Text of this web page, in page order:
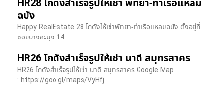
HR28 โกดังสำเร็จรูปให้เช่า พัทยา-ท่าเรือแหลม
ฉบัง
Happy RealEstate 28 โกดังให้เช่าพัทยา-ท่าเรือแหลมฉบัง ตั้งอยู่ที่
ซอยบางละมุง 14
HR26 โกดังสำเร็จรูปให้เช่า นาดี สมุทรสาคร
HR26 โกดังสำเร็จรูปให้เช่า นาดี สมุทรสาคร Google Map
: https://goo.gl/maps/VyHfj